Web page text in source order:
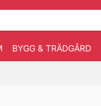
BYGG & TRÄDGÅRD